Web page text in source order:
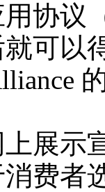
协议
可以
展示
费者